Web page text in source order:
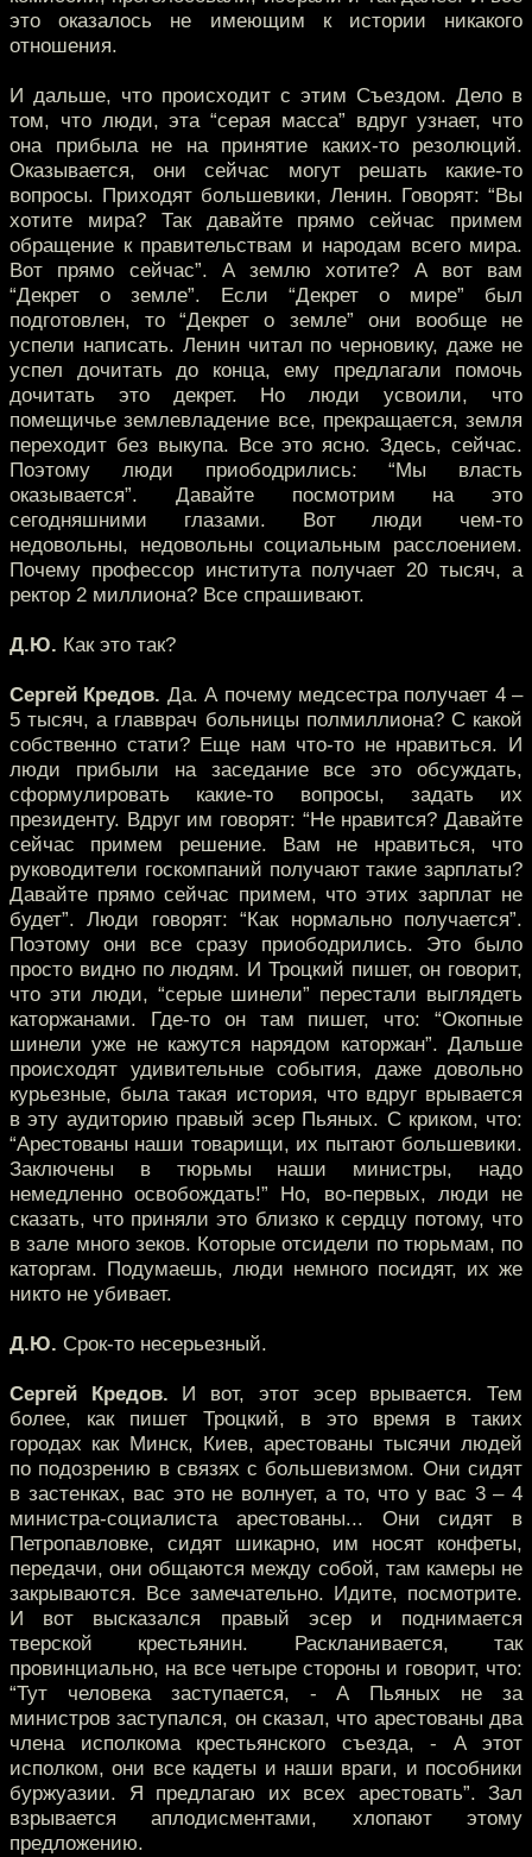
это оказалось не имеющим к истории никакого
отношения.
И дальше, что происходит с этим Съездом. Дело в
том, что люди, эта “серая масса” вдруг узнает, что
она прибыла не на принятие каких-то резолюций.
Оказывается, они сейчас могут решать какие-то
вопросы. Приходят большевики, Ленин. Говорят: “Вы
хотите мира? Так давайте прямо сейчас примем
обращение к правительствам и народам всего мира.
Вот прямо сейчас”. А землю хотите? А вот вам
“Декрет о земле”. Если “Декрет о мире” был
подготовлен, то “Декрет о земле” они вообще не
успели написать. Ленин читал по черновику, даже не
успел дочитать до конца, ему предлагали помочь
дочитать это декрет. Но люди усвоили, что
помещичье землевладение все, прекращается, земля
переходит без выкупа. Все это ясно. Здесь, сейчас.
Поэтому люди приободрились: “Мы власть
оказывается”. Давайте посмотрим на это
сегодняшними глазами. Вот люди чем-то
недовольны, недовольны социальным расслоением.
Почему профессор института получает 20 тысяч, а
ректор 2 миллиона? Все спрашивают.
Д.Ю. Как это так?
Сергей Кредов. Да. А почему медсестра получает 4 –
5 тысяч, а главврач больницы полмиллиона? С какой
собственно стати? Еще нам что-то не нравиться. И
люди прибыли на заседание все это обсуждать,
сформулировать какие-то вопросы, задать их
президенту. Вдруг им говорят: “Не нравится? Давайте
сейчас примем решение. Вам не нравиться, что
руководители госкомпаний получают такие зарплаты?
Давайте прямо сейчас примем, что этих зарплат не
будет”. Люди говорят: “Как нормально получается”.
Поэтому они все сразу приободрились. Это было
просто видно по людям. И Троцкий пишет, он говорит,
что эти люди, “серые шинели” перестали выглядеть
каторжанами. Где-то он там пишет, что: “Окопные
шинели уже не кажутся нарядом каторжан”. Дальше
происходят удивительные события, даже довольно
курьезные, была такая история, что вдруг врывается
в эту аудиторию правый эсер Пьяных. С криком, что:
“Арестованы наши товарищи, их пытают большевики.
Заключены в тюрьмы наши министры, надо
немедленно освобождать!” Но, во-первых, люди не
сказать, что приняли это близко к сердцу потому, что
в зале много зеков. Которые отсидели по тюрьмам, по
каторгам. Подумаешь, люди немного посидят, их же
никто не убивает.
Д.Ю. Срок-то несерьезный.
Сергей Кредов. И вот, этот эсер врывается. Тем
более, как пишет Троцкий, в это время в таких
городах как Минск, Киев, арестованы тысячи людей
по подозрению в связях с большевизмом. Они сидят
в застенках, вас это не волнует, а то, что у вас 3 – 4
министра-социалиста арестованы... Они сидят в
Петропавловке, сидят шикарно, им носят конфеты,
передачи, они общаются между собой, там камеры не
закрываются. Все замечательно. Идите, посмотрите.
И вот высказался правый эсер и поднимается
тверской крестьянин. Раскланивается, так
провинциально, на все четыре стороны и говорит, что:
“Тут человека заступается, - А Пьяных не за
министров заступался, он сказал, что арестованы два
члена исполкома крестьянского съезда, - А этот
исполком, они все кадеты и наши враги, и пособники
буржуазии. Я предлагаю их всех арестовать”. Зал
взрывается аплодисментами, хлопают этому
предложению.